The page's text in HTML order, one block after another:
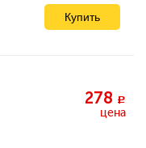
278 c
цена